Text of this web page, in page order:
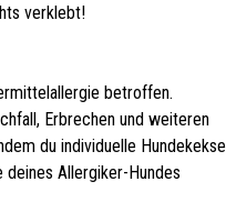
verklebt!
betroffen.
Erbrechen und weiteren
du individuelle Hundekekse
Allergiker-Hundes